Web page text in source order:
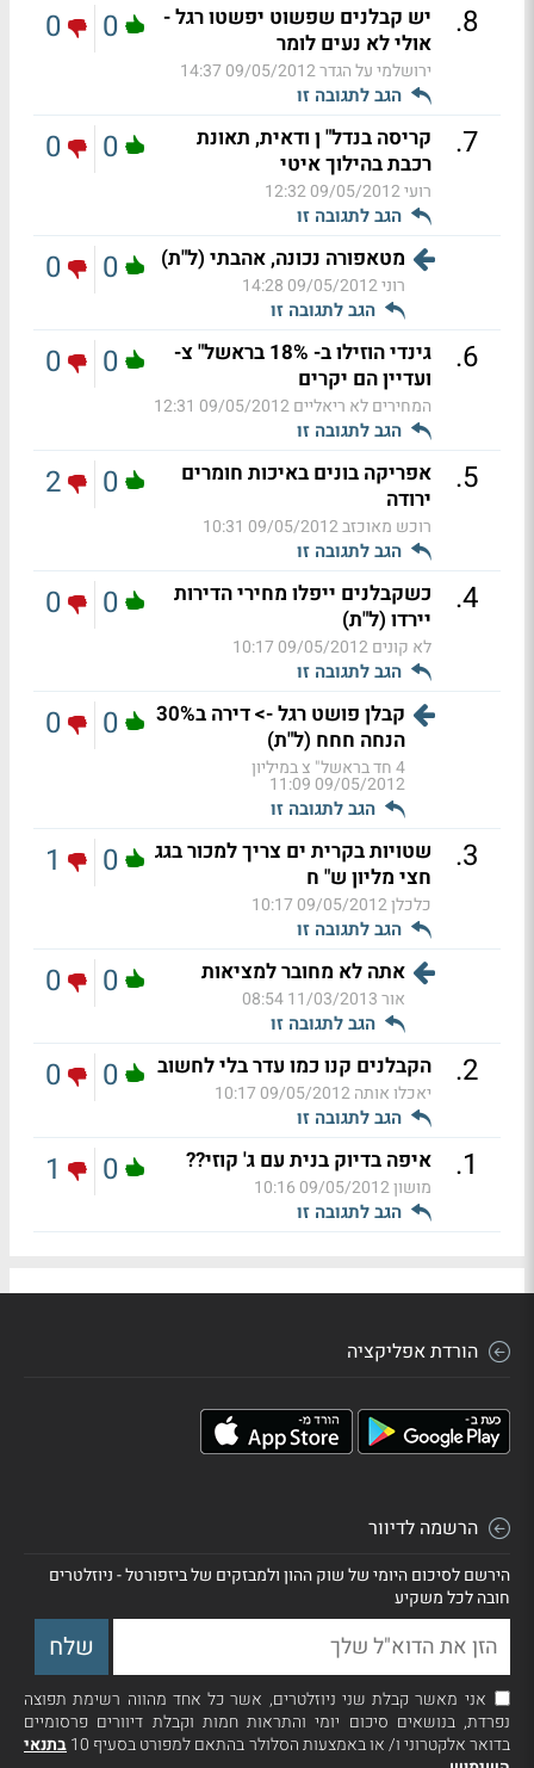
8
.
יש קבלנים שפשוט יפשטו רגל -
אולי לא נעים לומר
ירושלמי על הגדר09/05/2012 14:37
הגב לתגובה זו
0
0
7
.
קריסה בנדל" ן ודאית, תאונת
רכבת בהילוך איטי
רועי09/05/2012 12:32
הגב לתגובה זו
0
0
מטאפורה נכונה, אהבתי (ל"ת)
רוני09/05/2012 14:28
הגב לתגובה זו
0
0
6
.
גינדי הוזילו ב- 18% בראשל" צ-
ועדיין הם יקרים
המחירים לא ריאליים09/05/2012 12:31
הגב לתגובה זו
0
0
5
.
אפריקה בונים באיכות חומרים
ירודה
רוכש מאוכזב09/05/2012 10:31
הגב לתגובה זו
0
2
4
.
כשקבלנים ייפלו מחירי הדירות
יירדו (ל"ת)
לא קונים09/05/2012 10:17
הגב לתגובה זו
0
0
קבלן פושט רגל -> דירה ב30%
הנחה חחח (ל"ת)
4 חד בראשל" צ במיליון
09/05/2012 11:09
הגב לתגובה זו
0
0
3
.
שטויות בקרית ים צריך למכור בגג
חצי מליון ש" ח
כלכלן09/05/2012 10:17
הגב לתגובה זו
0
1
אתה לא מחובר למציאות
אור11/03/2013 08:54
הגב לתגובה זו
0
0
2
. הקבלנים קנו כמו עדר בלי לחשוב
יאכלו אותה09/05/2012 10:17
הגב לתגובה זו
0
0
1
. איפה בדיוק בנית עם ג' קוזי??
מושון09/05/2012 10:16
הגב לתגובה זו
0
1
הורדת אפליקציה
הרשמה לדיוור
הירשם לסיכום היומי של שוק ההון ולמבזקים של ביזפורטל - ניוזלטרים
חובה לכל משקיע
אני מאשר קבלת שני ניוזלטרים, אשר כל אחד מהווה רשימת תפוצה
נפרדת, בנושאים סיכום יומי והתראות חמות וקבלת דיוורים פרסומיים
בדואר אלקטרוני ו/ או באמצעות הסלולר בהתאם למפורט בסעיף 10
בתנאי